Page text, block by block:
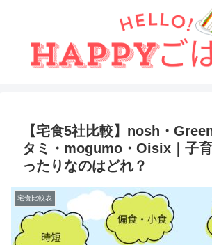
【宅食5社比較】nosh・
タミ・mogumo・Oisix｜子
ったりなのはどれ？
宅食比較表